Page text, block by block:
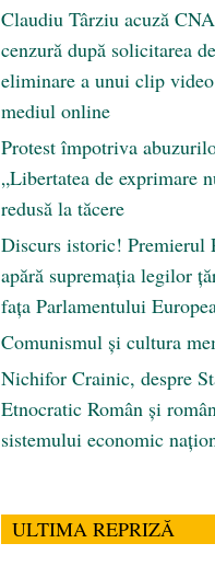
Claudiu Târziu acuză
cenzură după solicitarea de
eliminare a unui clip
mediul online
Protest împotriva
„Libertatea de exprimare
redusă la tăcere
Discurs istoric! Premierul
apără supremația legilor
fața Parlamentului
Comunismul şi cultura
Nichifor Crainic, despre
Etnocratic Român şi
sistemului economic
ULTIMA REPRIZĂ